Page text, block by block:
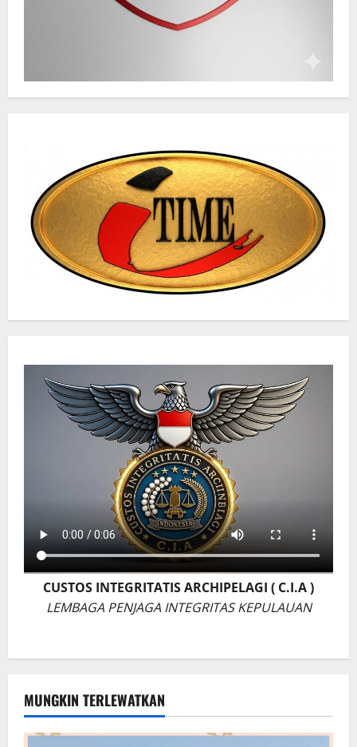
CUSTOS INTEGRITATIS ARCHIPELAGI ( C.I.A )
LEMBAGA PENJAGA INTEGRITAS KEPULAUAN
MUNGKIN TERLEWATKAN